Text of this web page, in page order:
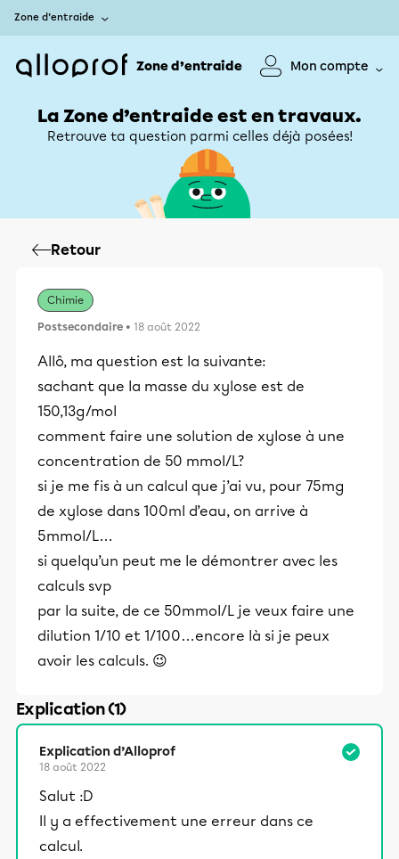
Zone d’entraide
Zone d’entraide Mon compte
La Zone d’entraide est en travaux.
Retrouve ta question parmi celles déjà posées!
Retour
Chimie
Postsecondaire • 18 août 2022
Allô, ma question est la suivante:
sachant que la masse du xylose est de
150,13g/mol
comment faire une solution de xylose à une
concentration de 50 mmol/L?
si je me fis à un calcul que j’ai vu, pour 75mg
de xylose dans 100ml d’eau, on arrive à
5mmol/L…
si quelqu’un peut me le démontrer avec les
calculs svp
par la suite, de ce 50mmol/L je veux faire une
dilution 1/10 et 1/100…encore là si je peux
avoir les calculs. 😉
Explication (1)
Explication d’Alloprof
18 août 2022
Salut :D
Il y a effectivement une erreur dans ce
calcul.